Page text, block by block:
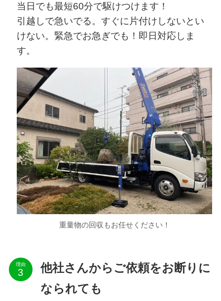
当日でも最短60分で駆けつけます！
引越しで急いでる。すぐに片付けしないとい
けない。緊急でお急ぎでも！即日対応しま
す。
重量物の回収もお任せください！
理由
他社さんからご依頼をお断りに
なられても